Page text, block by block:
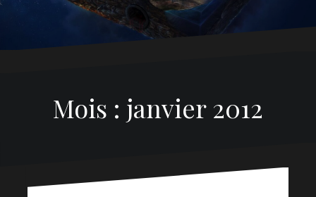
Mois : janvier 2012